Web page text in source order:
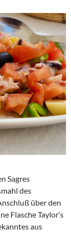
Sagres
des
über den
Flasche Taylor‘s
aus